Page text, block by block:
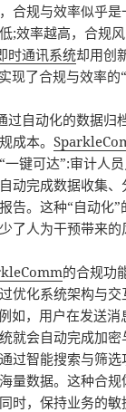
合规与效率似乎是
;效率越高，合规风
时通讯系统却用创
现了合规与效率的“
过自动化的数据归
成本。
一键可达”:审计人
动完成数据收集
告。这种“自动化
了人为干预带来的
的合规功
优化系统架构与
如，用户在发送
就会自动完成加
过智能搜索与筛
量数据。这种合
时，保持业务的敏